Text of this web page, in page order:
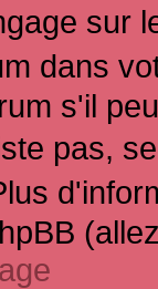
sur
dans
s'il
pas,